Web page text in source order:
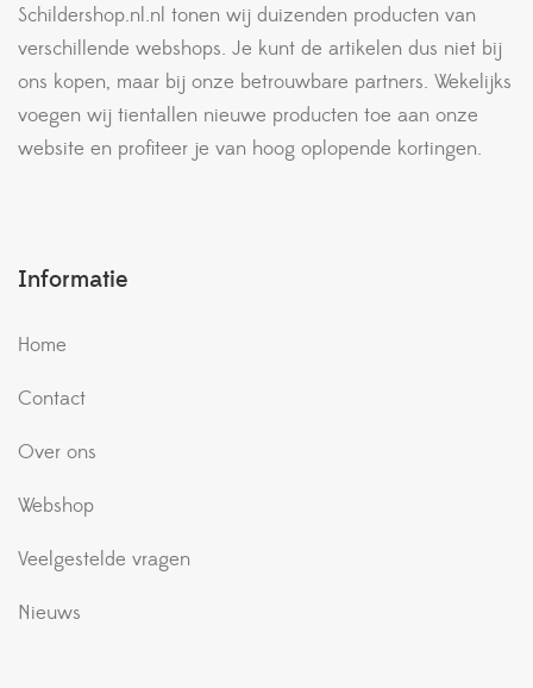
Schildershop.nl.nl tonen wij duizenden producten van
verschillende webshops. Je kunt de artikelen dus niet bij
ons kopen, maar bij onze betrouwbare partners. Wekelijks
voegen wij tientallen nieuwe producten toe aan onze
website en profiteer je van hoog oplopende kortingen.
Informatie
Home
Contact
Over ons
Webshop
Veelgestelde vragen
Nieuws